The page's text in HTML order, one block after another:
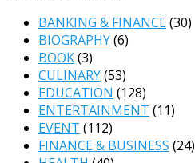
BANKING & FINANCE(30)
BIOGRAPHY(6)
BOOK(3)
CULINARY(53)
EDUCATION (128)
ENTERTAINMENT (11)
EVENT (112)
FINANCE & BUSINESS (24)